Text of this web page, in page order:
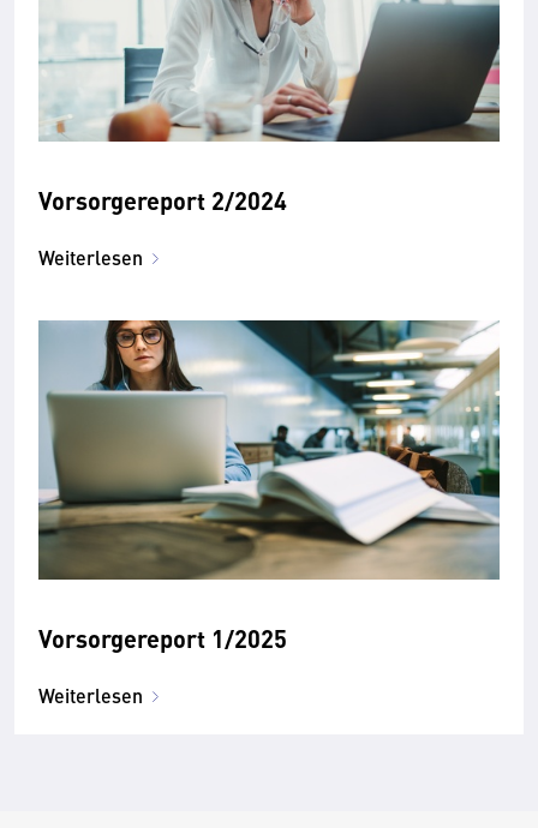
Vorsorgereport 2/2024
Weiterlesen
Vorsorgereport 1/2025
Weiterlesen